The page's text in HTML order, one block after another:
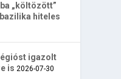
„költözött”
hiteles
igazolt
is 2026-07-30